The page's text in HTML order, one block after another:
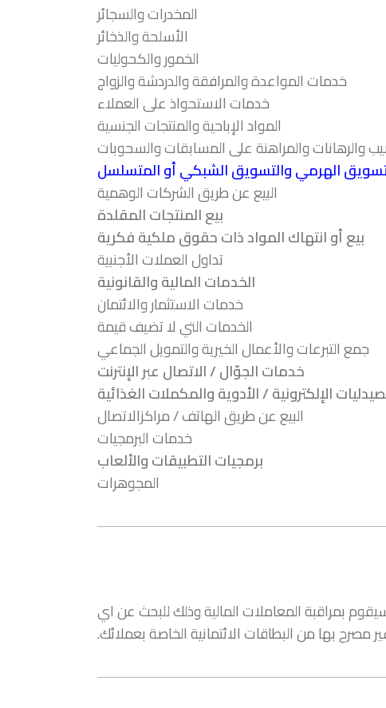
المخدرات والسجائر
الأسلحة والذخائر
الخمور والكحوليات
خدمات المواعدة والمرافقة والدردشة والزواج
خدمات الاستحواذ على العملاء
المواد الإباحية والمنتجات الجنسية
والرهانات والمراهنة على المسابقات والسحوبات
الهرمي والتسويق الشبكي أو المتسلسل
البيع عن طريق الشركات الوهمية
بيع المنتجات المقلدة
بيع أو انتهاك المواد ذات حقوق ملكية فكرية
تداول العملات الأجنبية
الخدمات المالية والقانونية
خدمات الاستثمار والائتمان
الخدمات التي لا تضيف قيمة
جمع التبرعات والأعمال الخيرية والتمويل الجماعي
خدمات الجوّال / الاتصال عبر الإنترنت
الإلكترونية / الأدوية والمكملات الغذائية
البيع عن طريق الهاتف / مراكزالاتصال
خدمات البرمجيات
برمجيات التطبيقات والألعاب
المجوهرات
بمراقبة المعاملات المالية وذلك للبحث عن اي
مصرح بها من البطاقات الائتمانية الخاصة بعملائك.